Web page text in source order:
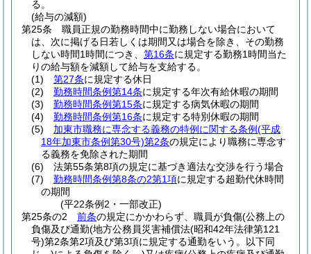
る。
(給与の減額)
第25条
職員正規の勤務時間中に勤務しない場合において
は、次に掲げる日若しくは期間又は場合を除き、その勤務
しない時間1時間につき、 第16条に規定する勤務1時間当た
りの給与額を減額して給与を支給する。
(1)
第27条に規定する休日
(2)
勤務時間条例第14条に規定する年次有給休暇の期間
(3)
勤務時間条例第15条に規定する病気休暇の期間
(4)
勤務時間条例第16条に規定する特別休暇の期間
(5)
加東市職務に専念する義務の特例に関する条例(平成
18年加東市条例第30号)第2条の規定により職務に専念す
る義務を免除された期間
(6)
法第55条第8項の規定に基づき適法な交渉を行う場合
(7)
勤務時間条例第8条の2第1項に規定する超勤代休時間
の期間
(平22条例2・一部改正)
第25条の2
前条の規定にかかわらず、職員が負傷(公務上の
負傷及び通勤(地方公務員災害補償法(昭和42年法律第121
号)第2条第2項及び第3項に規定する通勤をいう。以下同